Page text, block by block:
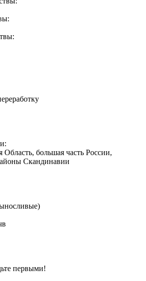
большая часть России,
Скандинавии
первыми!